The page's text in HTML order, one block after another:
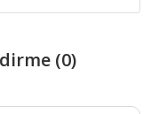
(0)